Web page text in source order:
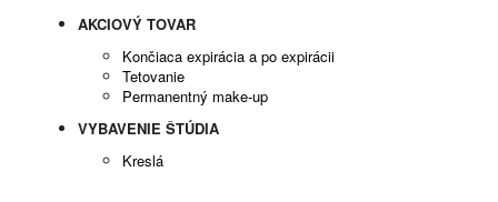
AKCIOVÝ TOVAR
Končiaca expirácia a po expirácii
Tetovanie
Permanentný make-up
VYBAVENIE ŠTÚDIA
Kreslá